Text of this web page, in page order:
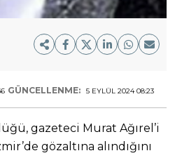
GÜNCELLENME: 5 EYLÜL 2024 08:23
gazeteci Murat Ağırel’i
gözaltına alındığını